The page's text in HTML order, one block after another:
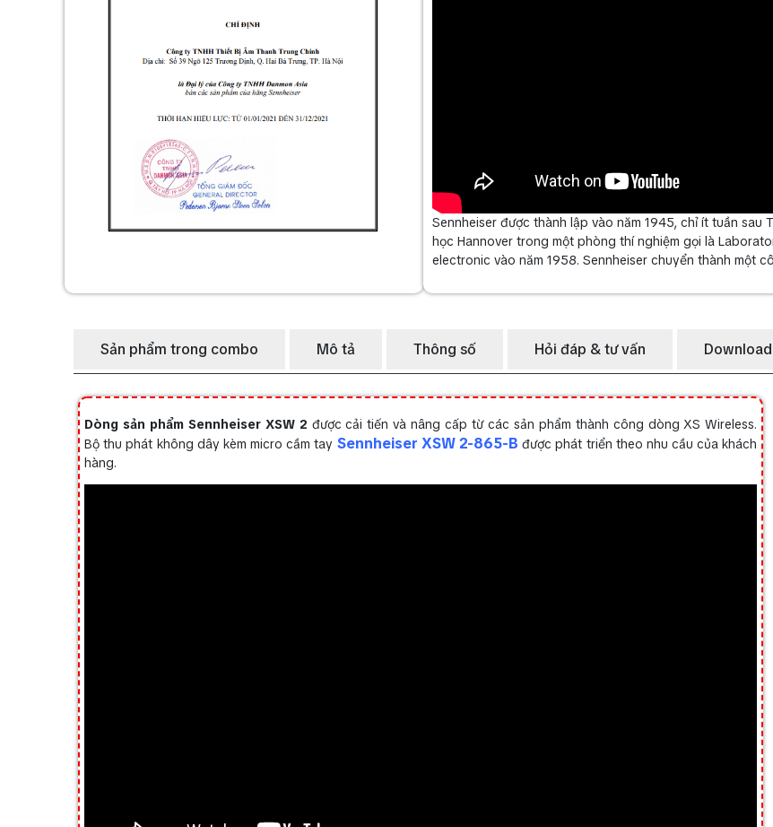
Sennheiser được thành lập vào năm 1945, chỉ ít tuần sau
học Hannover trong một phòng thí nghiệm gọi là
electronic vào năm 1958. Sennheiser chuyển thành một
Sản phẩm trong combo Mô tả Thông số Hỏi đáp & tư vấn
Dòng sản phẩm Sennheiser XSW 2 được cải tiến và nâng cấp từ các sản phẩm thành công dòng XS Wireless.
Bộ thu phát không dây kèm micro cầm tay Sennheiser XSW 2-865-B được phát triển theo nhu cầu của khách
hàng.